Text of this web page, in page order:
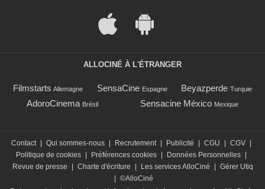
ALLOCINÉ À L'ÉTRANGER
Filmstarts Allemagne SensaCine Espagne Beyazperde Turquie
AdoroCinema Brésil Sensacine México Mexique
Contact Qui sommes-nous Recrutement Publicité CGU CGV
Politique de cookies
Préférences cookies Données Personnelles
Revue de presse
Charte d'écriture Les services AlloCiné
Gérer Utiq
©AlloCiné